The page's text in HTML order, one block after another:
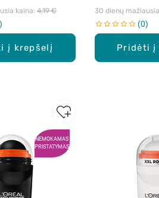
į krepšelį
kaina: 4,19 €
Pridėti į
30 dienų
0
NEMOKAMAS
PRISTATYMAS